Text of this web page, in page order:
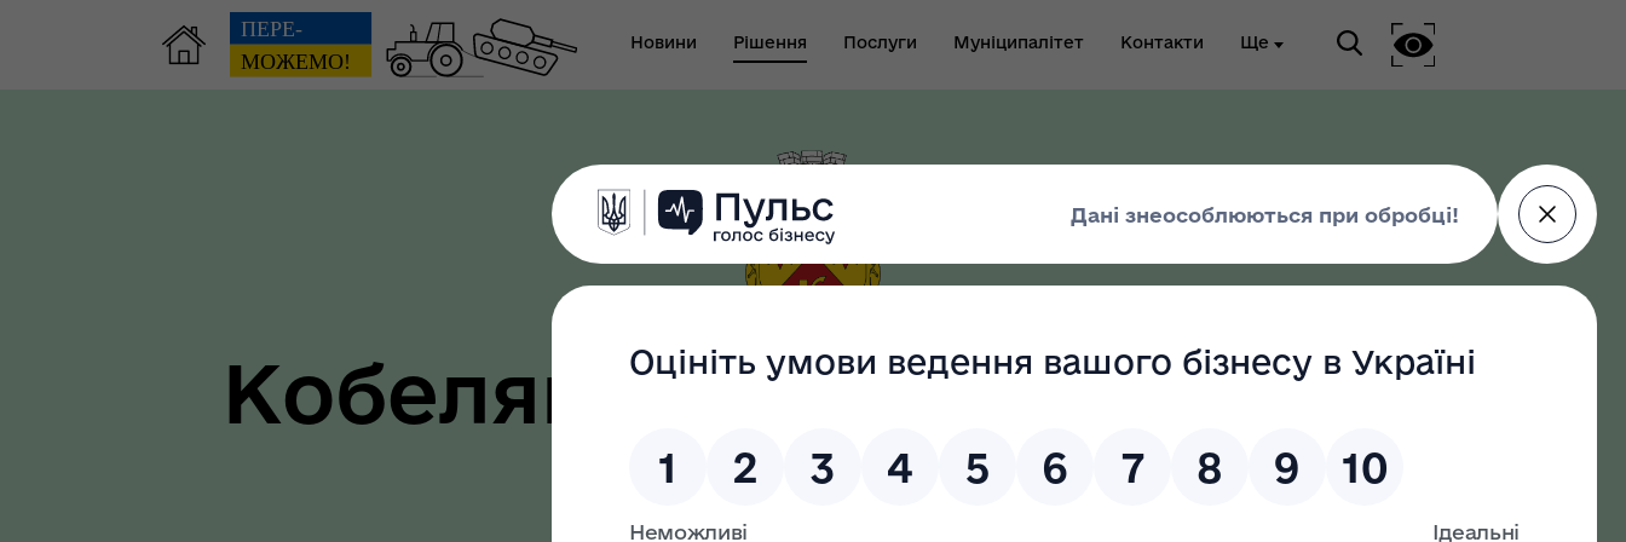
Новини Рішення Послуги Муніципалітет Контакти Ще
Звіт виконуючого
повноваження міського
голови-секретаря міської
ради
Безбар"єрність
Кобеляцька територіальна
громада